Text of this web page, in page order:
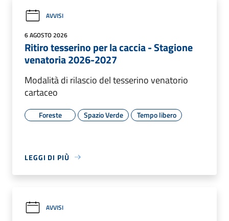
AVVISI
6 AGOSTO 2026
Ritiro tesserino per la caccia - Stagione
venatoria 2026-2027
Modalità di rilascio del tesserino venatorio
cartaceo
Foreste Spazio Verde Tempo libero
LEGGI DI PIÙ
AVVISI